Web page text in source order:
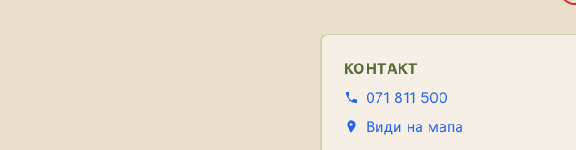
КОНТАКТ
071 811 500
Види на мапа